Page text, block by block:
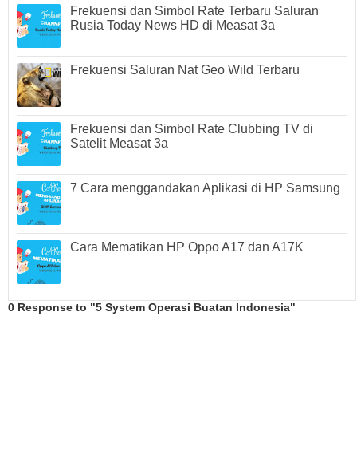
Frekuensi dan Simbol Rate Terbaru Saluran
Rusia Today News HD di Measat 3a
Frekuensi Saluran Nat Geo Wild Terbaru
Frekuensi dan Simbol Rate Clubbing TV di
Satelit Measat 3a
7 Cara menggandakan Aplikasi di HP Samsung
Cara Mematikan HP Oppo A17 dan A17K
0 Response to "5 System Operasi Buatan Indonesia"